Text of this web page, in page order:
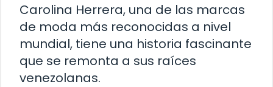
Carolina Herrera, una de las marcas
de moda más reconocidas a nivel
mundial, tiene una historia fascinante
que se remonta a sus raíces
venezolanas.